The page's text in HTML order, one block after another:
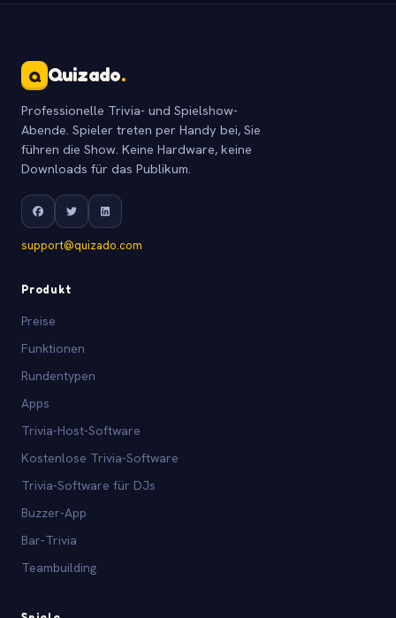
Q Quizado.
Professionelle Trivia- und Spielshow-
Abende. Spieler treten per Handy bei, Sie
führen die Show. Keine Hardware, keine
Downloads für das Publikum.
support@quizado.com
Produkt
Preise
Funktionen
Rundentypen
Apps
Trivia-Host-Software
Kostenlose Trivia-Software
Trivia-Software für DJs
Buzzer-App
Bar-Trivia
Teambuilding